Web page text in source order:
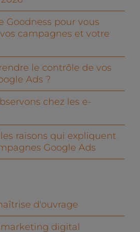
Goodness pour vous
campagnes et votre
le contrôle de vos
Ads ?
chez les e-
raisons qui expliquent
Google Ads
d'ouvrage
marketing digital